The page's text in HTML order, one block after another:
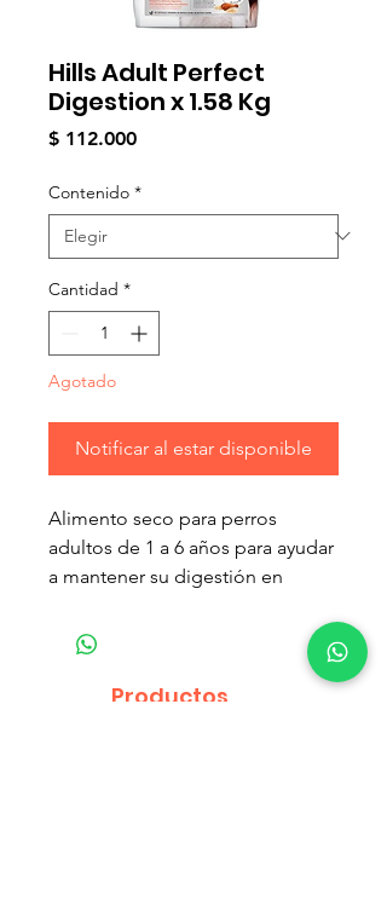
Hills Adult Perfect
Digestion x 1.58 Kg
$ 112.000Precio
Contenido *
Cantidad *
Agotado
Notificar al estar disponible
Alimento seco para perros
adultos de 1 a 6 años para ayudar
a mantener su digestión en
opción de bienestar para los
dueños de mascotas que desean
apoyar el bienestar digestivo y el
Productos